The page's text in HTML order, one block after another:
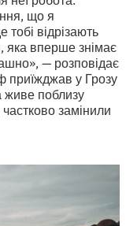
що я
відрізають
вперше знімає
— розповідає
приїжджав у Грозу
живе поблизу
замінили